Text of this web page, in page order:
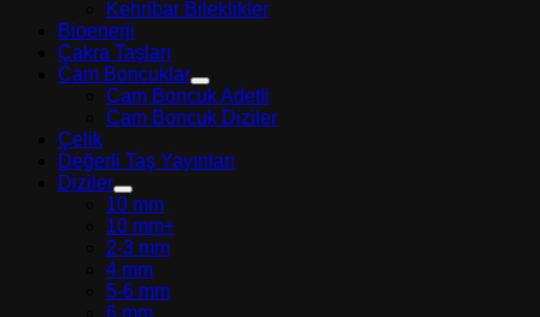
Kehribar Bileklikler
Bioenerji
Çakra Taşları
Cam Boncuklar
Cam Boncuk Adetli
Cam Boncuk Diziler
Çelik
Değerli Taş Yayınları
Diziler
10 mm
10 mm+
2-3 mm
4 mm
5-6 mm
6 mm